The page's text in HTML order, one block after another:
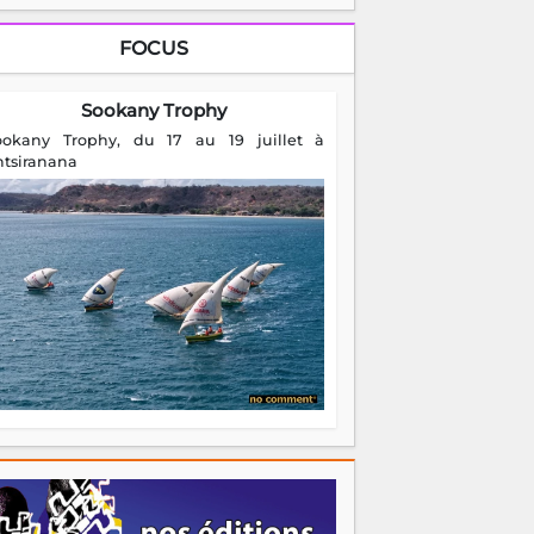
FOCUS
Sookany Trophy
Trophy, du 17 au 19 juillet à